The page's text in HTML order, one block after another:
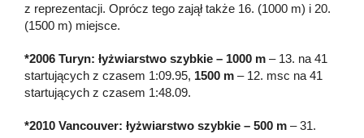
z reprezentacji. Oprócz tego zajął także 16. (1000 m) i 20.
(1500 m) miejsce.
*2006 Turyn: łyżwiarstwo szybkie – 1000 m – 13. na 41
startujących z czasem 1:09.95, 1500 m – 12. msc na 41
startujących z czasem 1:48.09.
*2010 Vancouver: łyżwiarstwo szybkie – 500 m – 31.